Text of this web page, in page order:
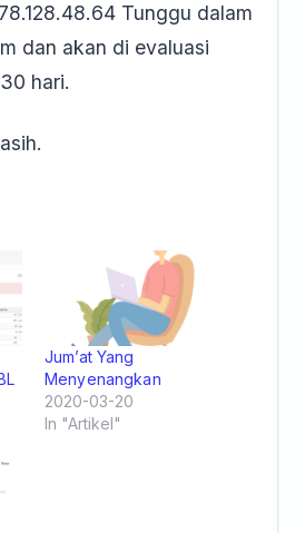
Tunggu dalam
dan akan di evaluasi
hari.
Jum’at Yang
Menyenangkan
2020-03-20
In "Artikel"